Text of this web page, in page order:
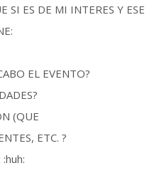
SI ES DE MI INTERES Y ESE
EL EVENTO?
(QUE
ETC. ?
:huh: